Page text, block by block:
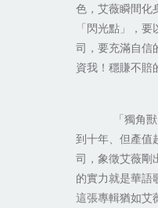
色，艾薇瞬間化
「閃光點」，
司，要充滿自信
資我！穩賺不賠
「獨角
到十年、但產值
司，象徵艾薇剛
的實力就是華語
這張專輯猶如艾